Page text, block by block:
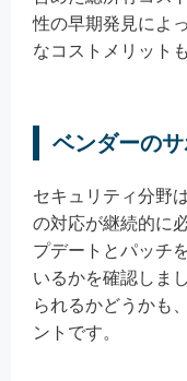
性の早期発見によ
なコストメリット
ベンダーの
セキュリティ分野
の対応が継続的に
プデートとパッチ
いるかを確認しま
られるかどうかも
ントです。